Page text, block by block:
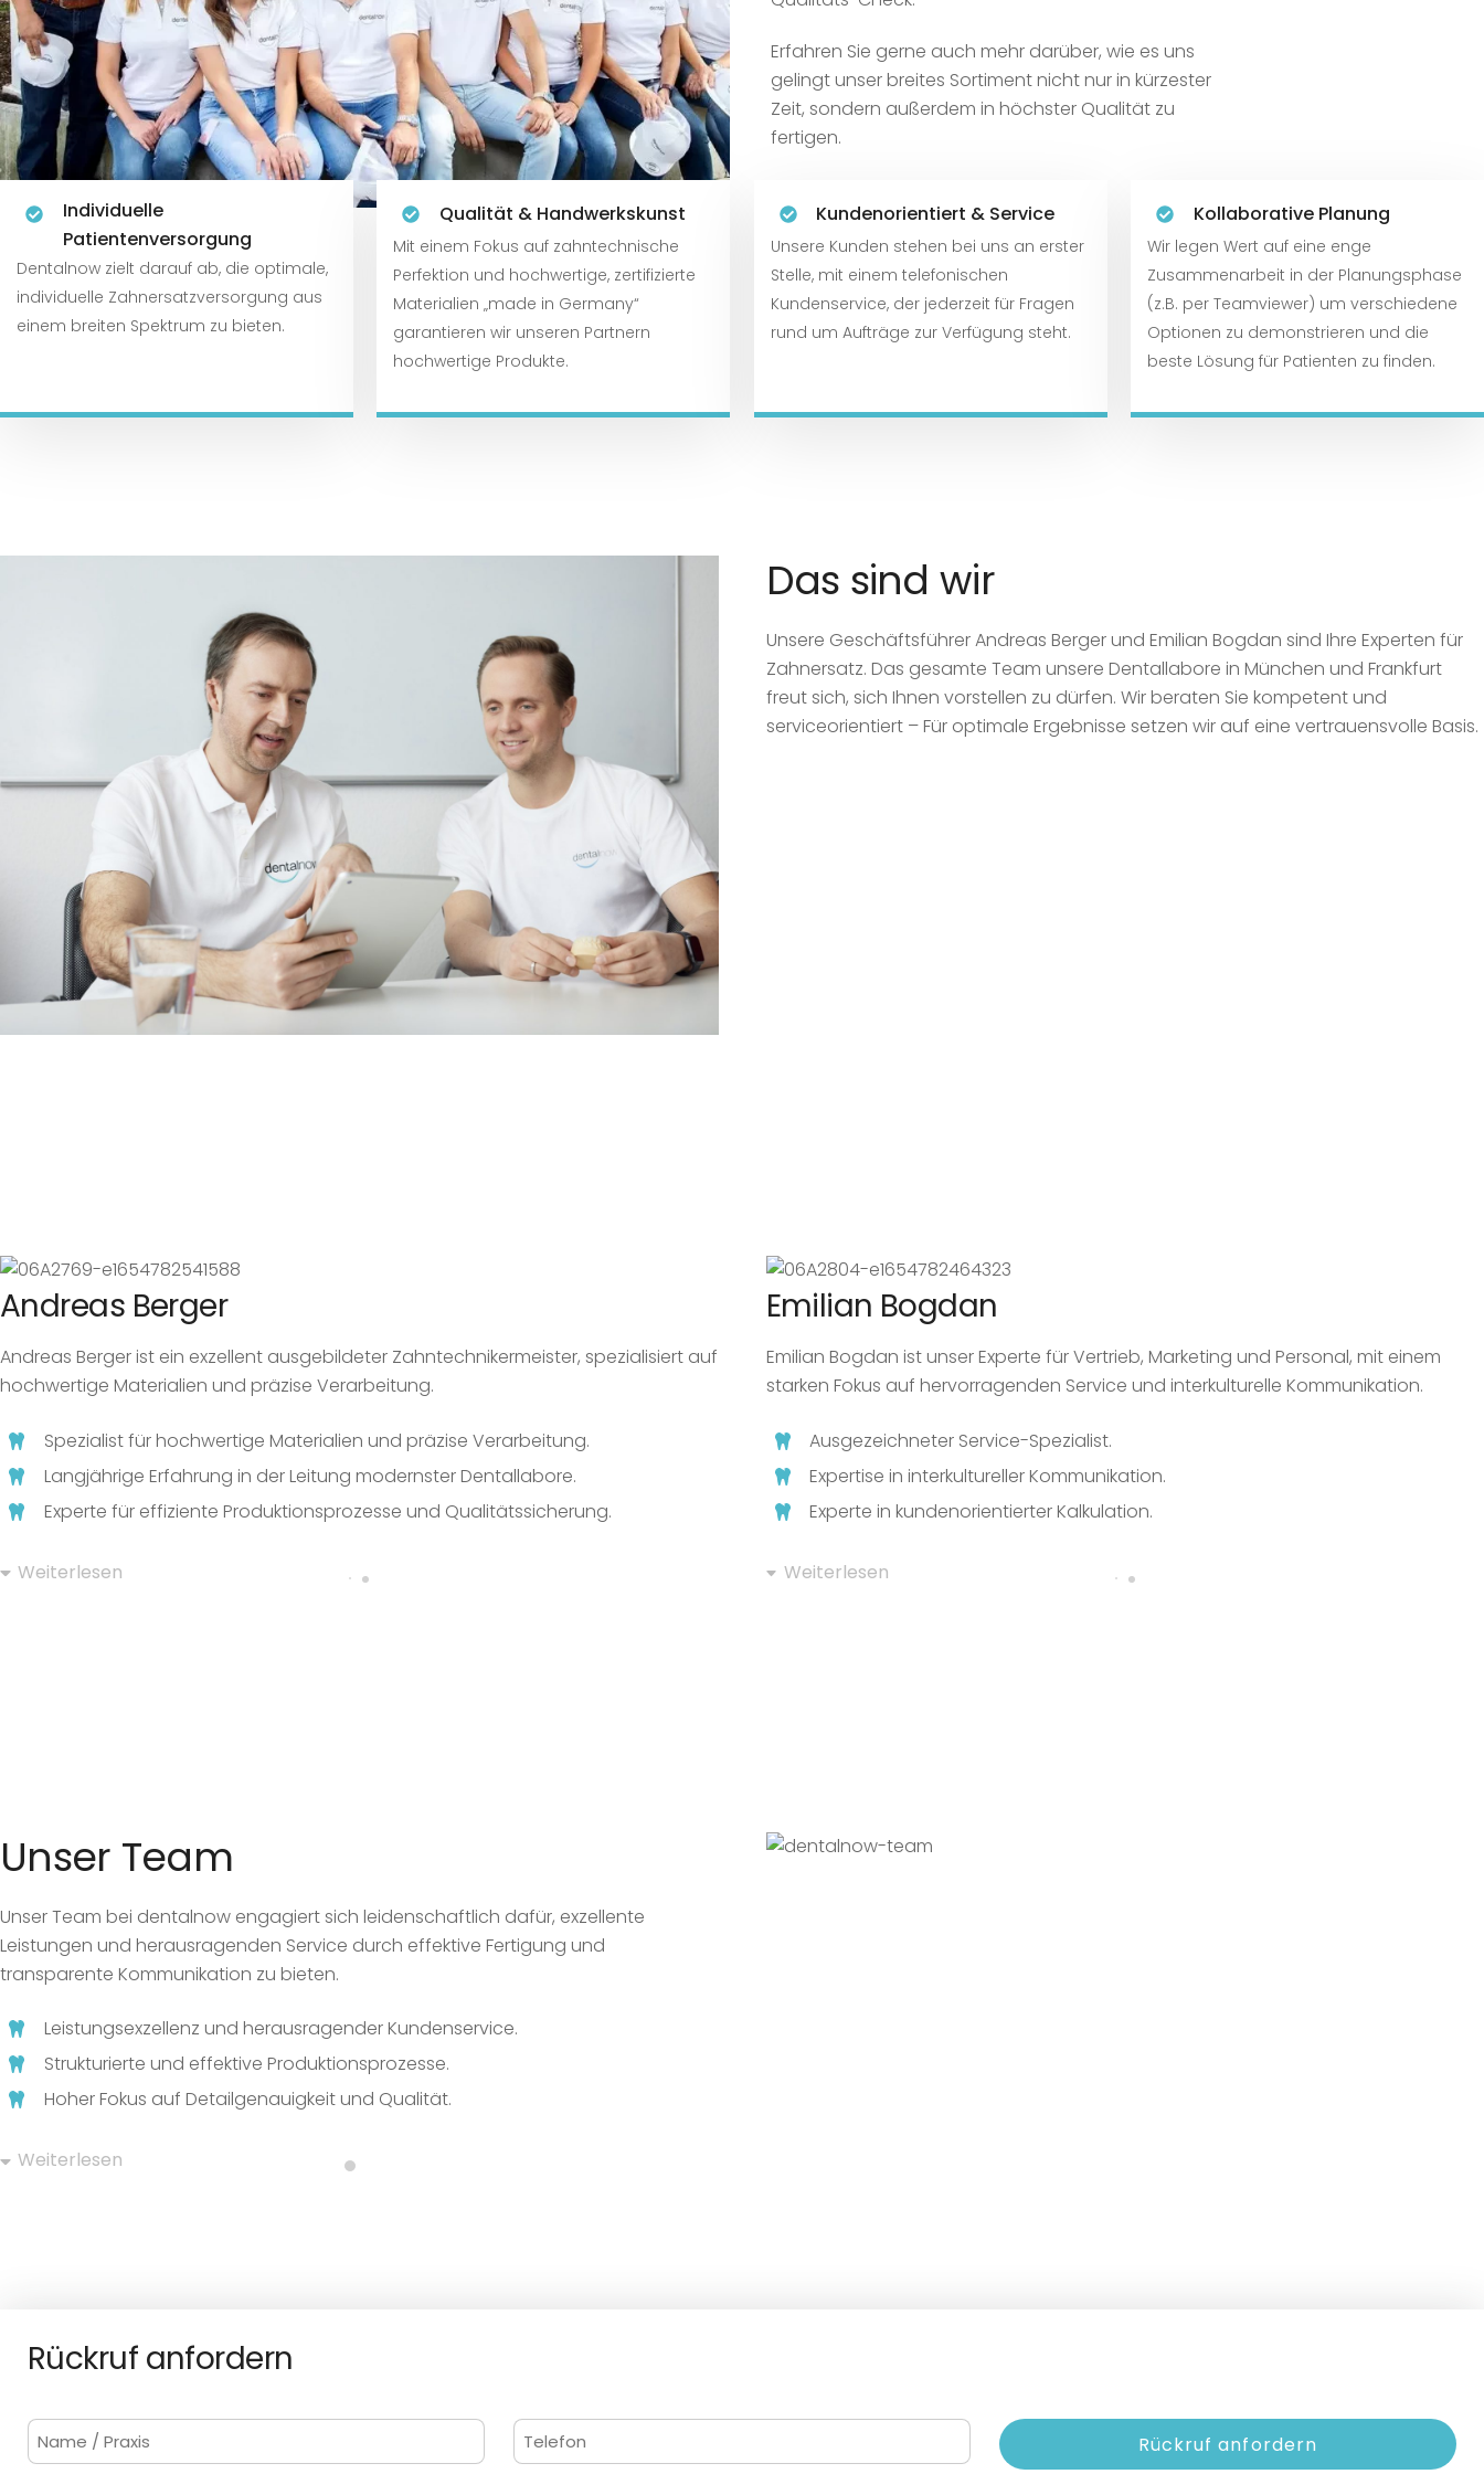
Erfahren Sie gerne auch mehr darüber, wie es uns
gelingt unser breites Sortiment nicht nur in kürzester
Zeit, sondern außerdem in höchster Qualität zu
fertigen.
Individuelle
Patientenversorgung
Dentalnow zielt darauf ab, die optimale,
individuelle Zahnersatzversorgung aus
einem breiten Spektrum zu bieten.
Qualität & Handwerkskunst
Mit einem Fokus auf zahntechnische
Perfektion und hochwertige, zertifizierte
Materialien „made in Germany“
garantieren wir unseren Partnern
hochwertige Produkte.
Kundenorientiert & Service
Unsere Kunden stehen bei uns an erster
Stelle, mit einem telefonischen
Kundenservice, der jederzeit für Fragen
rund um Aufträge zur Verfügung steht.
Kollaborative Planung
Wir legen Wert auf eine enge
Zusammenarbeit in der Planungsphase
(z.B. per Teamviewer) um verschiedene
Optionen zu demonstrieren und die
beste Lösung für Patienten zu finden.
Das sind wir
Unsere Geschäftsführer Andreas Berger und Emilian Bogdan sind Ihre Experten für
Zahnersatz. Das gesamte Team unsere Dentallabore in München und Frankfurt
freut sich, sich Ihnen vorstellen zu dürfen. Wir beraten Sie kompetent und
serviceorientiert – Für optimale Ergebnisse setzen wir auf eine vertrauensvolle Basis.
Andreas Berger
Andreas Berger ist ein exzellent ausgebildeter Zahntechnikermeister, spezialisiert auf
hochwertige Materialien und präzise Verarbeitung.
Spezialist für hochwertige Materialien und präzise Verarbeitung.
Langjährige Erfahrung in der Leitung modernster Dentallabore.
Experte für effiziente Produktionsprozesse und Qualitätssicherung.
Weiterlesen
Emilian Bogdan
Emilian Bogdan ist unser Experte für Vertrieb, Marketing und Personal, mit einem
starken Fokus auf hervorragenden Service und interkulturelle Kommunikation.
Ausgezeichneter Service-Spezialist.
Expertise in interkultureller Kommunikation.
Experte in kundenorientierter Kalkulation.
Weiterlesen
Unser Team
Unser Team bei dentalnow engagiert sich leidenschaftlich dafür, exzellente
Leistungen und herausragenden Service durch effektive Fertigung und
transparente Kommunikation zu bieten.
Leistungsexzellenz und herausragender Kundenservice.
Strukturierte und effektive Produktionsprozesse.
Hoher Fokus auf Detailgenauigkeit und Qualität.
Weiterlesen
Rückruf anfordern
Name
/
Telefon
(erforderlich)